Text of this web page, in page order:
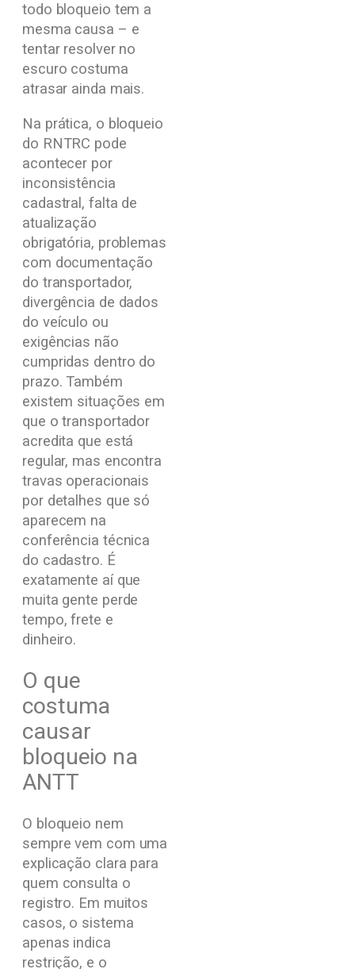
todo bloqueio tem a
mesma causa – e
tentar resolver no
escuro costuma
atrasar ainda mais.
Na prática, o bloqueio
do RNTRC pode
acontecer por
inconsistência
cadastral, falta de
atualização
obrigatória, problemas
com documentação
do transportador,
divergência de dados
do veículo ou
exigências não
cumpridas dentro do
prazo. Também
existem situações em
que o transportador
acredita que está
regular, mas encontra
travas operacionais
por detalhes que só
aparecem na
conferência técnica
do cadastro. É
exatamente aí que
muita gente perde
tempo, frete e
dinheiro.
O que
costuma
causar
bloqueio na
ANTT
O bloqueio nem
sempre vem com uma
explicação clara para
quem consulta o
registro. Em muitos
casos, o sistema
apenas indica
restrição, e o